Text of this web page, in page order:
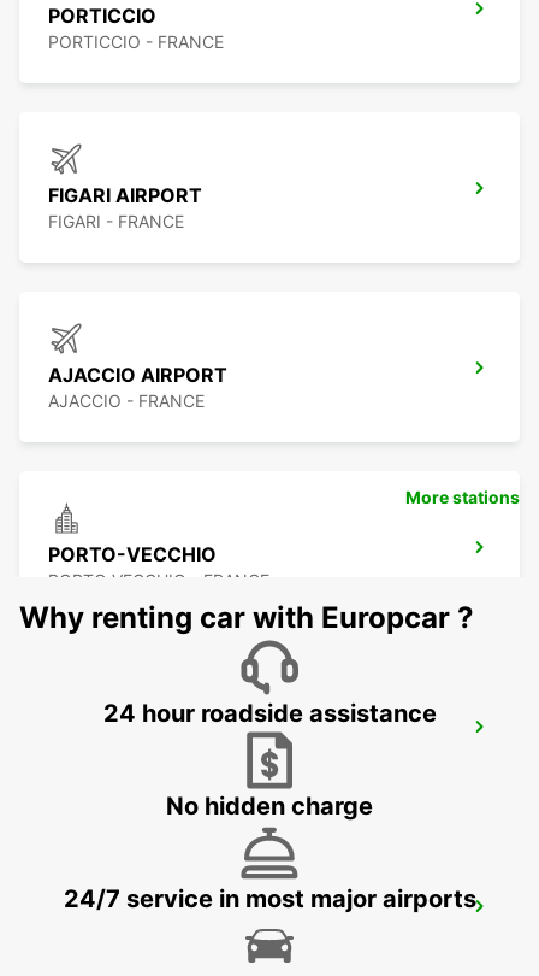
PORTICCIO
PORTICCIO - FRANCE
FIGARI AIRPORT
FIGARI - FRANCE
AJACCIO AIRPORT
AJACCIO - FRANCE
PORTO-VECCHIO
PORTO VECCHIO - FRANCE
GHISONACCIA
GHISONACCIA - FRANCE
More stations
Why renting car with Europcar ?
24 hour roadside assistance
No hidden charge
24/7 service in most major airports